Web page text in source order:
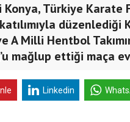
Türkiye Karate
düzenlediği
A Milli Hentbol
mağlup ettiği maça
Linkedin